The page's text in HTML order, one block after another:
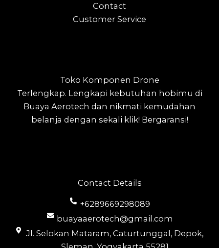
Contact Details
+6289669298089
buayaaerotech@gmail.com
Jl. Selokan Mataram, Caturtunggal, Depok,
Toko Komponen Drone
Terlengkap. Lengkapi kebutuhan hobimu di
Buaya Aerotech dan nikmati kemudahan
belanja dengan sekali klik! Bergaransi!
Contact
Customer Service